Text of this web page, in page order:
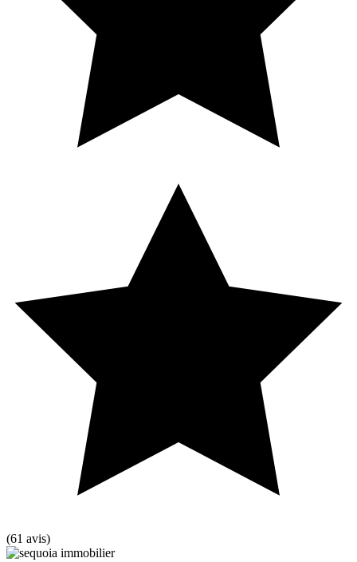
(61 avis)